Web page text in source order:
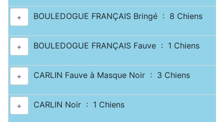
+ BOULEDOGUE FRANÇAIS Bringé : 8 Chiens
+ BOULEDOGUE FRANÇAIS Fauve : 1 Chiens
+ CARLIN Fauve à Masque Noir : 3 Chiens
+ CARLIN Noir : 1 Chiens